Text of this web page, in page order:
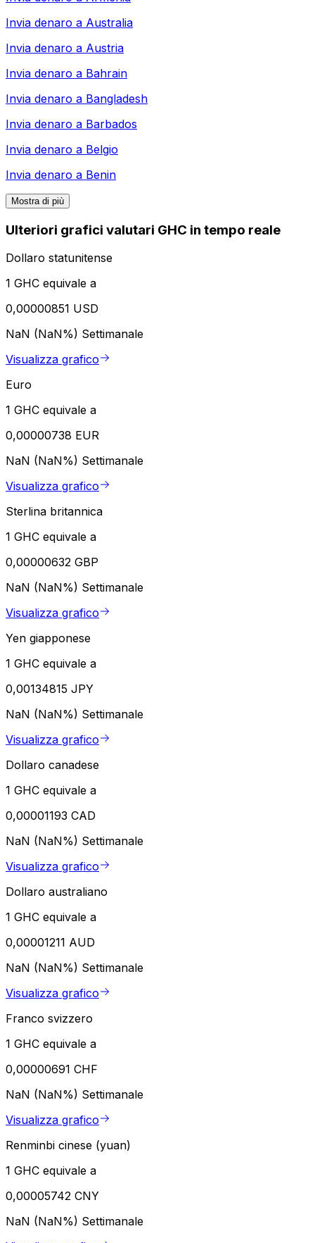
Invia denaro a Australia
Invia denaro a Austria
Invia denaro a Bahrain
Invia denaro a Bangladesh
Invia denaro a Barbados
Invia denaro a Belgio
Invia denaro a Benin
Mostra di più
Ulteriori grafici valutari GHC in tempo reale
Dollaro statunitense
1 GHC equivale a
0,00000851 USD
NaN (NaN%) Settimanale
Visualizza grafico
Euro
1 GHC equivale a
0,00000738 EUR
NaN (NaN%) Settimanale
Visualizza grafico
Sterlina britannica
1 GHC equivale a
0,00000632 GBP
NaN (NaN%) Settimanale
Visualizza grafico
Yen giapponese
1 GHC equivale a
0,00134815 JPY
NaN (NaN%) Settimanale
Visualizza grafico
Dollaro canadese
1 GHC equivale a
0,00001193 CAD
NaN (NaN%) Settimanale
Visualizza grafico
Dollaro australiano
1 GHC equivale a
0,00001211 AUD
NaN (NaN%) Settimanale
Visualizza grafico
Franco svizzero
1 GHC equivale a
0,00000691 CHF
NaN (NaN%) Settimanale
Visualizza grafico
Renminbi cinese (yuan)
1 GHC equivale a
0,00005742 CNY
NaN (NaN%) Settimanale